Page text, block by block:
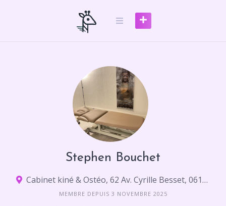
Stephen Bouchet
Cabinet kiné & Ostéo, 62 Av. Cyrille Besset, 06100 Nice
MEMBRE DEPUIS 3 NOVEMBRE 2025